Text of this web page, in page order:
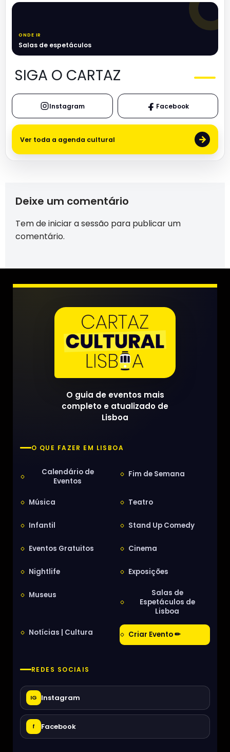
ONDE IR
Salas de espetáculos
SIGA O CARTAZ
Instagram Facebook
Ver toda a agenda cultural →
Deixe um comentário
Tem deiniciar a sessão para publicar um
comentário.
O guia de eventos mais
completo e atualizado de
Lisboa
O QUE FAZER EM LISBOA
Calendário de
Eventos
Fim de Semana
Música Teatro
Infantil Stand Up Comedy
Eventos Gratuitos Cinema
Nightlife Exposições
Museus
Salas de
Espetáculos de
Lisboa
Notícias | Cultura Criar Evento ✏
REDES SOCIAIS
IG Instagram
f Facebook